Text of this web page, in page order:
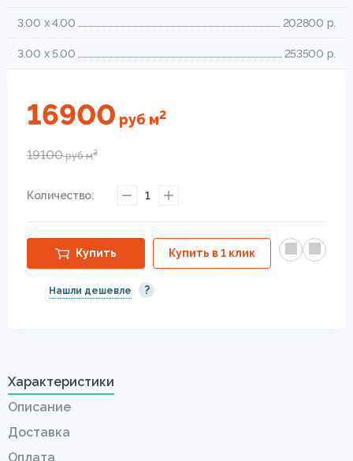
3.00 x 4.00 202800 р.
3.00 x 5.00 253500 р.
16900 руб м2
19100рубм2
Количество: 1
Купить Купить в 1 клик
Нашли дешевле ?
Характеристики
Описание
Доставка
Оплата